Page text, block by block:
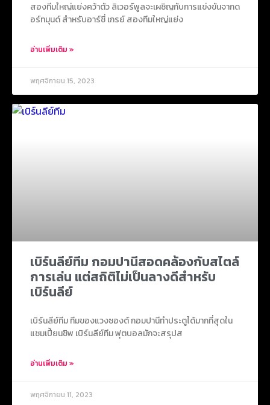
สองทีมใหญ่แย่งคว้าตัว ลิเวอร์พูลจะเผชิญกับการแข่งขันจากด
อร์ทมุนด์ สำหรับอาร์ชี่ เกรย์ สองทีมใหญ่แย่ง
อ่านเพิ่มเติม »
พฤศจิกายน 15, 2023
เบิร์นลีย์ทีม กอมปานีสอดคล้องกับสไตล์
การเล่น แต่สถิติไม่เป็นลางดีสำหรับ
เบิร์นลีย์
เบิร์นลีย์ทีม ทีมของแวงซองต์ กอมปานีทำประตูได้มากที่สุดใน
แชมเปี้ยนชิพ เบิร์นลีย์ทีม ฟุตบอลมักจะสรุปส
อ่านเพิ่มเติม »
พฤศจิกายน 11, 2023